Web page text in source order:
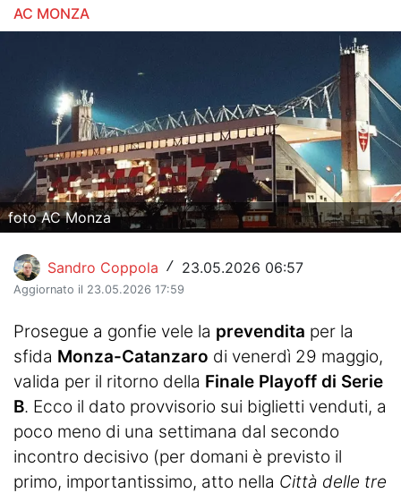
Volley
Altri sport
Hockey
Pallanuoto
Pallamano
Altre
News
Turismo
Eventi
AC MONZA
foto AC Monza
Sandro Coppola / 23.05.2026 06:57
Aggiornato il 23.05.2026 17:59
Prosegue a gonfie vele la prevendita per la
sfida Monza-Catanzaro di venerdì 29 maggio,
valida per il ritorno della Finale Playoff di Serie
B. Ecco il dato provvisorio sui biglietti venduti, a
poco meno di una settimana dal secondo
incontro decisivo (per domani è previsto il
primo, importantissimo, atto nella Città delle tre